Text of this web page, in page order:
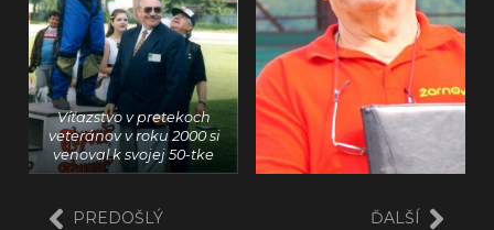
Víťazstvo v pretekoch
veteránov v roku 2000 si
venoval k svojej 50-tke
PREDOŠLÝ ĎALŠÍ